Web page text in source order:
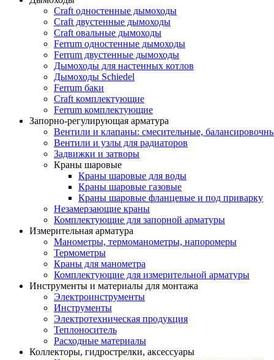
Craft одностенные дымоходы
Craft двустенные дымоходы
Craft овальные дымоходы
Ferrum одностенные дымоходы
Ferrum двустенные дымоходы
Дымоходы для настенных котлов
Дымоходы Schiedel
Ferrum баки
Craft комплектующие
Ferrum комплектующие
Запорно-регулирующая арматура
Вентили и клапаны: смесительные,
Вентили и узлы для радиаторов
Задвижки и затворы
Краны шаровые
Краны шаровые для воды
Краны шаровые газовые
Краны шаровые фланцевые и под приварку
Незамерзающие краны
Комплектующие для запорной арматуры
Измерительная арматура
Манометры, термоманометры, напоромеры
Термометры
Краны для манометра
Комплектующие для измерительной арматуры
Инструменты и материалы для монтажа
Электроинструменты
Инструменты
Электротехническая продукция
Теплоноситель
Расходные материалы
Коллекторы, гидрострелки, аксессуары